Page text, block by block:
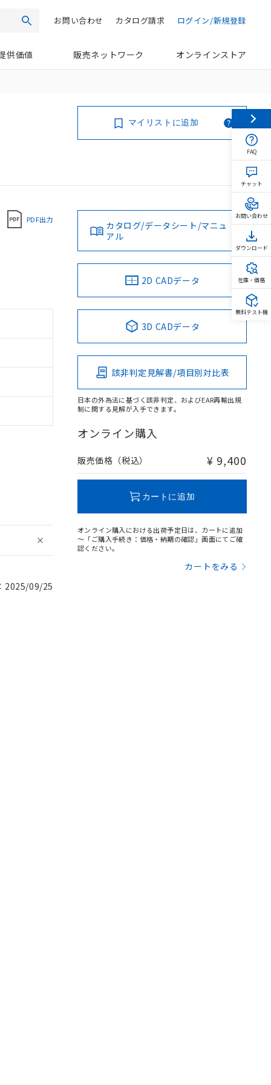
検索 ログイン/新規登録
カタログ請求
お問い合わせ
供価値 販売ネットワーク オンラインストア
マイリストに追加
PDF出力
2025/09/25
カタログ/データシート/マニュ
アル
2D CADデータ
3D CADデータ
該非判定見解書/項目別対比表
日本の外為法に基づく該非判定、およびEAR再輸出規
制に関する見解が入手できます。
オンライン購入
販売価格（税込） ¥ 9,400
カートに追加
オンライン購入における出荷予定日は、カートに追加
～「ご購入手続き：価格・納期の確認」画面にてご確
認ください。
カートをみる
了承ください。
き作成されるも
をご了承くださ
御機器販売店・
ようお願いしま
ズにご登録され
とをご了承くだ
ありません。
です。
ず変更すること
1000ppm以下、
下、フタル酸ジブチ
) : 1000ppm、
、
ない年数を意
可)を取得する
要な手段を講じ
これらの製造装
通知します。
、取り引きをい
ムロン制御
FAQ
チャット
お問い合わせ
ダウンロード
在庫・価格
無料テスト機